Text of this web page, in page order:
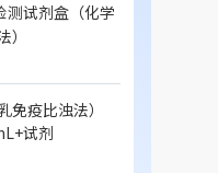
测试剂盒（化学
免疫比浊法）
试剂